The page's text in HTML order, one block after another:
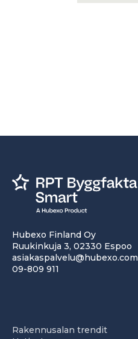
Hubexo Finland Oy
Ruukinkuja 3, 02330 Espoo
asiakaspalvelu@hubexo.com
09-809 911
Rakennusalan trendit